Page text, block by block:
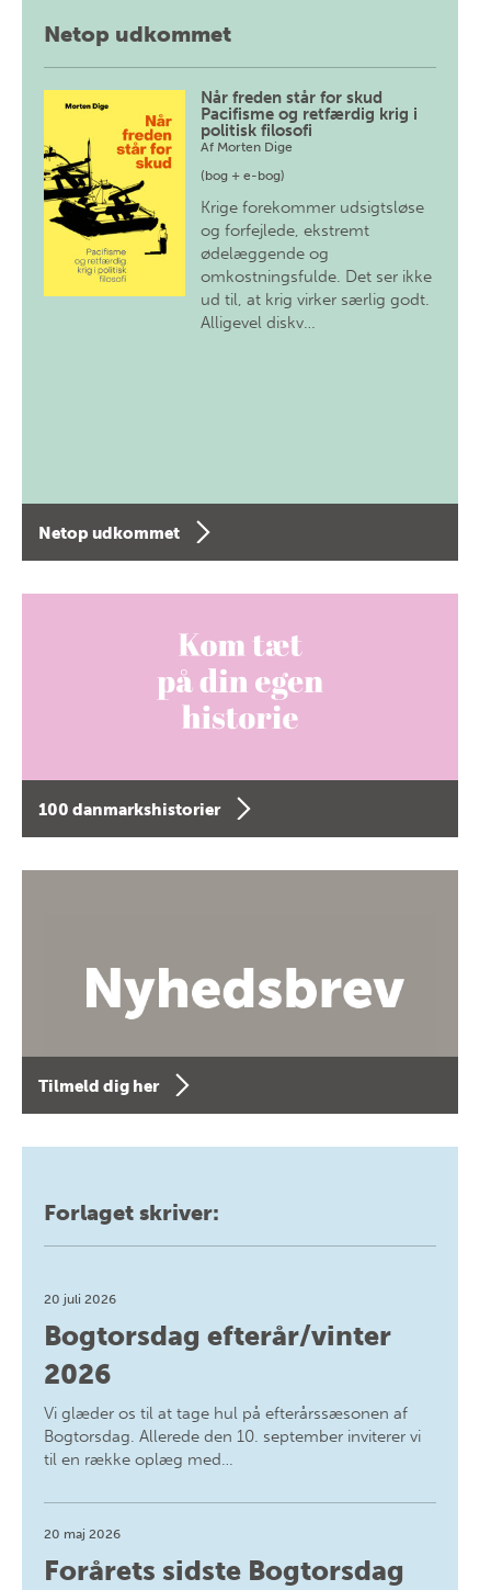
Netop udkommet
Når freden står for skud
Pacifisme og retfærdig krig i
politisk filosofi
Af Morten Dige
(bog + e-bog)
Krige forekommer udsigtsløse
og forfejlede, ekstremt
ødelæggende og
omkostningsfulde. Det ser ikke
ud til, at krig virker særlig godt.
Alligevel diskv…
Netop udkommet
100 danmarkshistorier
Tilmeld dig her
Forlaget skriver:
20 juli 2026
Bogtorsdag efterår/vinter
2026
Vi glæder os til at tage hul på efterårssæsonen af
Bogtorsdag. Allerede den 10. september inviterer vi
til en række oplæg med…
20 maj 2026
Forårets sidste Bogtorsdag